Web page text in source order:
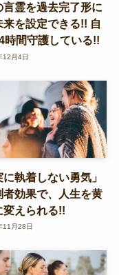
言霊を過去完了形に
来を設定できる!! 自
時間守護している!!
12月4日
に執着しない勇気」
者効果で、人生を黄
変えられる!!
11月28日